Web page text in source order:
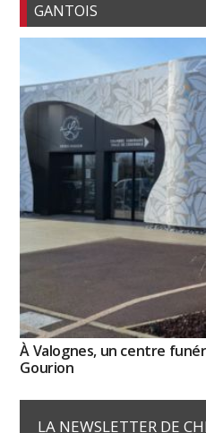
GANTOIS
À Valognes, un centre
Gourion
LA NEWSLETTER DE